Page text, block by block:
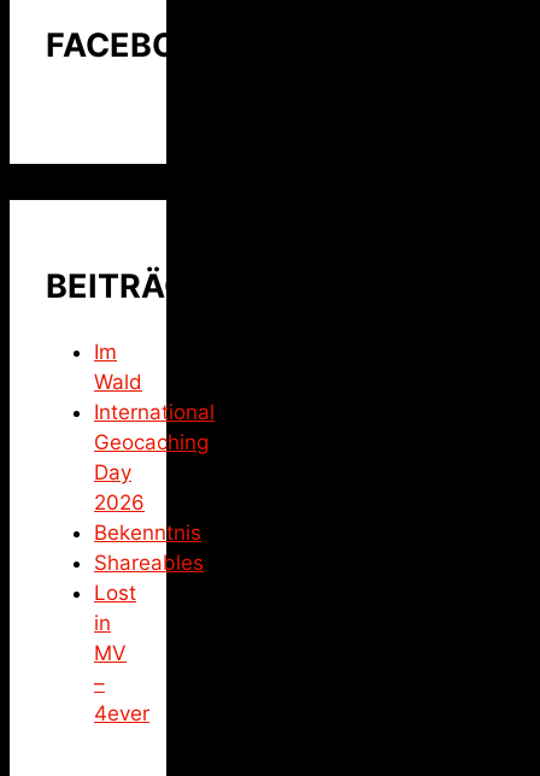
FACEBOOK
BEITRÄGE
Im
Wald
International
Geocaching
Day
2026
Bekenntnis
Shareables
Lost
in
MV
–
4ever